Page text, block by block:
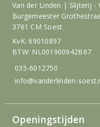
Van der Linden | Slijterij -
Burgemeester
3761 CM Soest
KvK: 69010897
BTW: NL001900942B67
035-6012750
info@vanderlinden-
Openingstijden